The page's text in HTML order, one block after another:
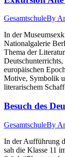
GesamtschuleBy
In der
Nationalgalerie
Thema der
europäischen
Motive, Symbolik
literarischem
Besuch des
GesamtschuleBy
In der Aufführung
sah die Klasse 11